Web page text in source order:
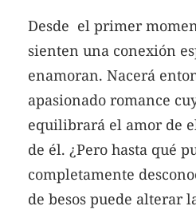
Desde el primer
sienten una conexión
enamoran. Nacerá
apasionado romance
equilibrará el amor de
de él. ¿Pero hasta qué
completamente
de besos puede alterar